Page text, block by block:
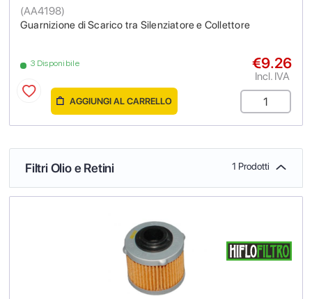
Guarnizione di Scarico tra Silenziatore e Collettore
(AA4198)
3 Disponibile €9.26
Incl. IVA
AGGIUNGI AL CARRELLO
Filtri Olio e Retini 1 Prodotti